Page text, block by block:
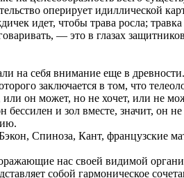
оперирует идиллической
идет, чтобы трава росла;
— это в глазах
на себя внимание еще в
заключается в том, что
он может, но не хочет, или не
и зол вместе, значит, он
Спиноза, Кант, французские
нас своей видимой
собой гармоническое